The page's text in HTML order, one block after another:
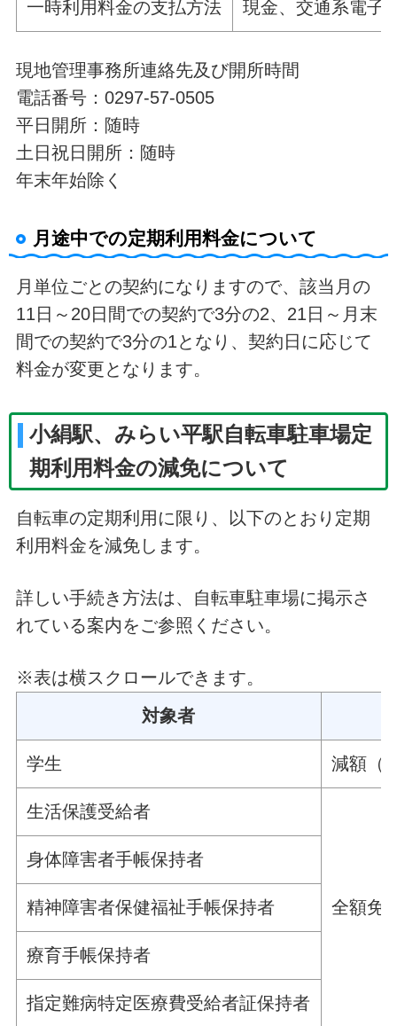
一時利用料金の支払方法 現金、交通系電子
現地管理事務所連絡先及び開所時間
電話番号：0297-57-0505
平日開所：随時
土日祝日開所：随時
年末年始除く
月途中での定期利用料金について
月単位ごとの契約になりますので、該当月の
11日～20日間での契約で3分の2、21日～月末
間での契約で3分の1となり、契約日に応じて
料金が変更となります。
小絹駅、みらい平駅自転車駐車場定
期利用料金の減免について
自転車の定期利用に限り、以下のとおり定期
利用料金を減免します。
詳しい手続き方法は、自転車駐車場に掲示さ
れている案内をご参照ください。
※表は横スクロールできます。
対象者
学生 減額（
生活保護受給者
全額免
身体障害者手帳保持者
精神障害者保健福祉手帳保持者
療育手帳保持者
指定難病特定医療費受給者証保持者